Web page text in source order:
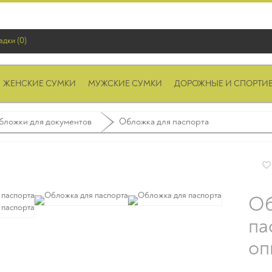
(0)
ЖЕНСКИЕ СУМКИ МУЖСКИЕ СУМКИ ДОРОЖНЫЕ И
для документов Обложка для паспорта